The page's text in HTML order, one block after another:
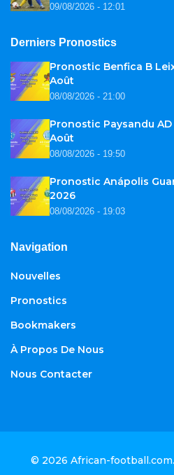
09/08/2026 - 12:01
Derniers Pronostics
Pronostic Benfica B
Août
08/08/2026 - 21:00
Pronostic Paysandu AD
Août
08/08/2026 - 19:50
Pronostic Anápolis
2026
08/08/2026 - 19:03
Navigation
Nouvelles
Pronostics
Bookmakers
À Propos De Nous
Nous Contacter
© 2026 African-football.com